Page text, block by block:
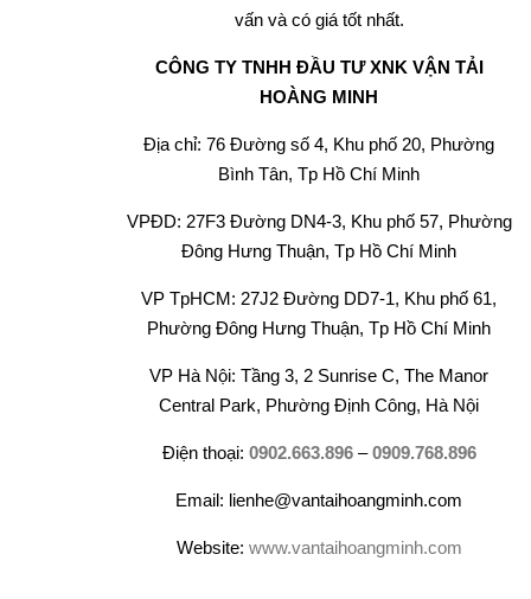
vấn và có giá tốt nhất.
CÔNG TY TNHH ĐẦU TƯ XNK VẬN TẢI
HOÀNG MINH
Địa chỉ: 76 Đường số 4, Khu phố 20, Phường
Bình Tân, Tp Hồ Chí Minh
VPĐD: 27F3 Đường DN4-3, Khu phố 57, Phường
Đông Hưng Thuận, Tp Hồ Chí Minh
VP TpHCM: 27J2 Đường DD7-1, Khu phố 61,
Phường Đông Hưng Thuận, Tp Hồ Chí Minh
VP Hà Nội: Tầng 3, 2 Sunrise C, The Manor
Central Park, Phường Định Công, Hà Nội
Điện thoại: 0902.663.896–0909.768.896
Email: lienhe@vantaihoangminh.com
Website: www.vantaihoangminh.com